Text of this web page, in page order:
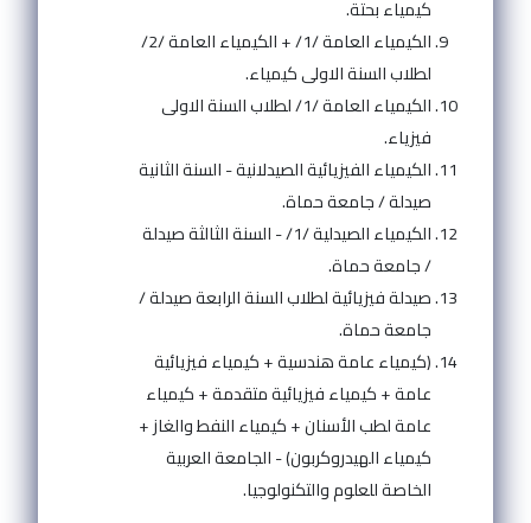
كيمياء بحتة.
الكيمياء العامة /1/ + الكيمياء العامة /2/
لطلاب السنة الاولى كيمياء.
الكيمياء العامة /1/ لطلاب السنة الاولى
فيزياء.
الكيمياء الفيزيائية الصيدلانية - السنة الثانية
صيدلة / جامعة حماة.
الكيمياء الصيدلية /1/ - السنة الثالثة صيدلة
/ جامعة حماة.
صيدلة فيزيائية لطلاب السنة الرابعة صيدلة /
جامعة حماة.
(كيمياء عامة هندسية + كيمياء فيزيائية
عامة + كيمياء فيزيائية متقدمة + كيمياء
عامة لطب الأسنان + كيمياء النفط والغاز +
كيمياء الهيدروكربون) - الجامعة العربية
الخاصة للعلوم والتكنولوجيا.